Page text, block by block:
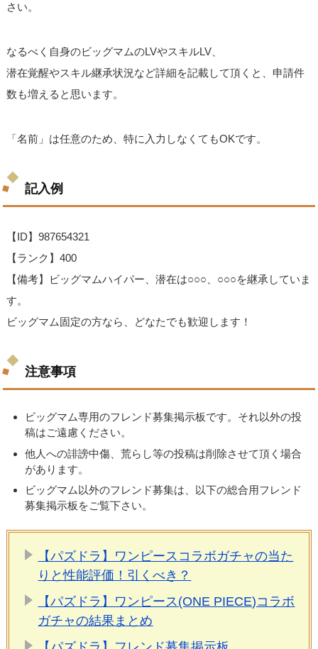
さい。
なるべく自身のビッグマムのLVやスキルLV、
潜在覚醒やスキル継承状況など詳細を記載して頂くと、申請件
数も増えると思います。
「名前」は任意のため、特に入力しなくてもOKです。
記入例
【ID】987654321
【ランク】400
【備考】ビッグマムハイパー、潜在は○○○、○○○を継承していま
す。
ビッグマム固定の方なら、どなたでも歓迎します！
注意事項
ビッグマム専用のフレンド募集掲示板です。それ以外の投
稿はご遠慮ください。
他人への誹謗中傷、荒らし等の投稿は削除させて頂く場合
があります。
ビッグマム以外のフレンド募集は、以下の総合用フレンド
募集掲示板をご覧下さい。
【パズドラ】ワンピースコラボガチャの当た
りと性能評価！引くべき？
【パズドラ】ワンピース(ONE PIECE)コラボ
ガチャの結果まとめ